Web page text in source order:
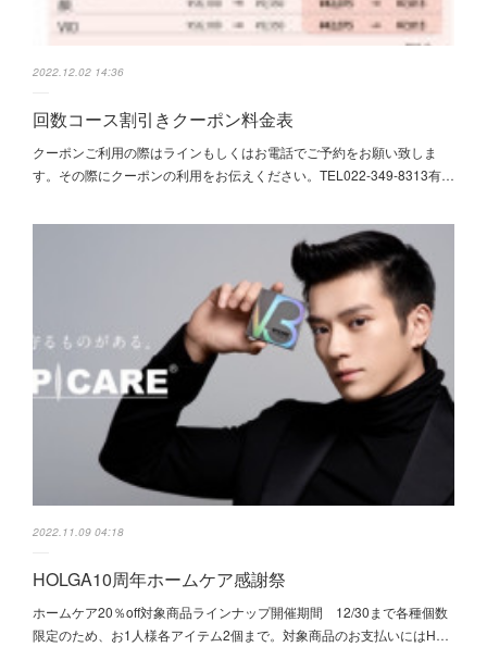
2022.12.02 14:36
回数コース割引きクーポン料金表
クーポンご利用の際はラインもしくはお電話でご予約をお願い致しま
す。その際にクーポンの利用をお伝えください。TEL022-349-8313有…
2022.11.09 04:18
HOLGA10周年ホームケア感謝祭
ホームケア20％off対象商品ラインナップ開催期間 12/30まで各種個数
限定のため、お1人様各アイテム2個まで。対象商品のお支払いにはH…